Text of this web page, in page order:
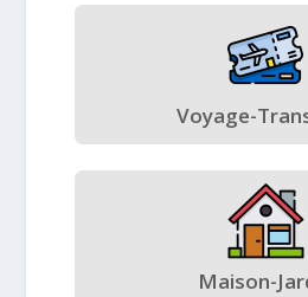
Voyage-
Maison-